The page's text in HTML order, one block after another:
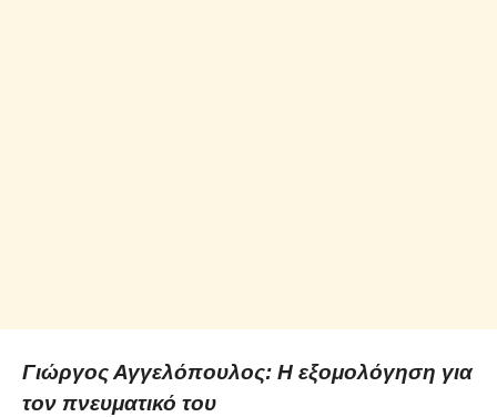
Γιώργος Αγγελόπουλος: Η εξομολόγηση για
τον πνευματικό του